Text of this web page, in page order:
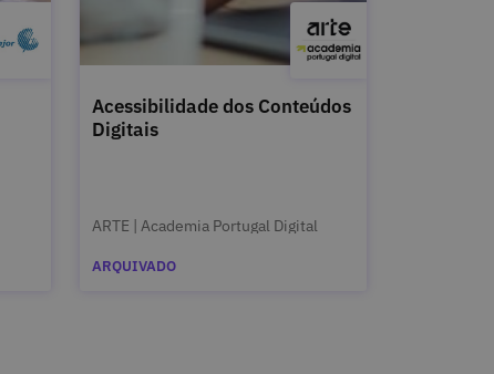
Acessibilidade dos Conteúdos
Digitais
ARTE | Academia Portugal Digital
ARQUIVADO